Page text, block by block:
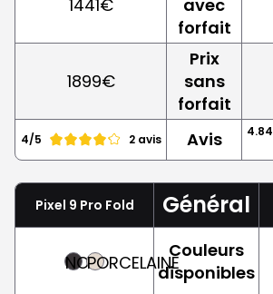
1441€
avec
forfait
1899€
Prix
sans
forfait
4/5 2 avis Avis
Pixel 9 Pro Fold Général
NOIRPORCELAINE
Couleurs
disponibles